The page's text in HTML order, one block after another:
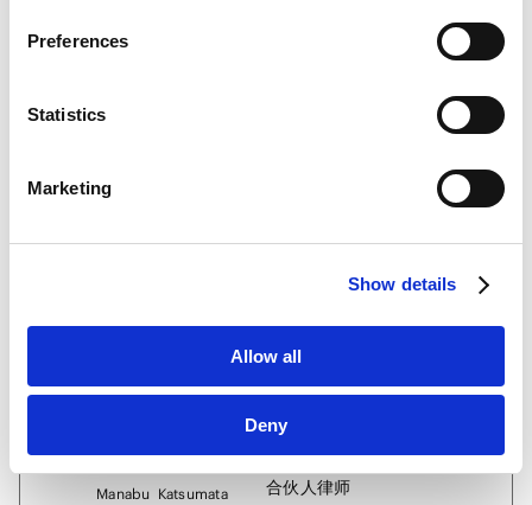
Marketo
link]
HubSpot
Preferences
Statistics
Marketing
Show details
Allow all
Deny
Taro
东京布鲁塞尔
胜间田 学
Manabu Katsumata
东京
合伙人律师